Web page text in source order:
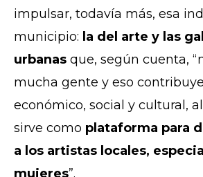
impulsar, todavía más, esa
municipio: la del arte y las
urbanas que, según cuenta,
mucha gente y eso
económico, social y cultural,
sirve como plataforma para
a los artistas locales,
mujeres”.